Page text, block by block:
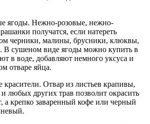
ягоды. Нежно-розовые, нежно-
получатся, если натереть
черники, малины, брусники, клюквы,
В сушеном виде ягоды можно купить в
в воде, добавляют немного уксуса и
отваре яйца.
красители. Отвар из листьев крапивы,
любых других трав позволит окрасить
а крепко заваренный кофе или черный